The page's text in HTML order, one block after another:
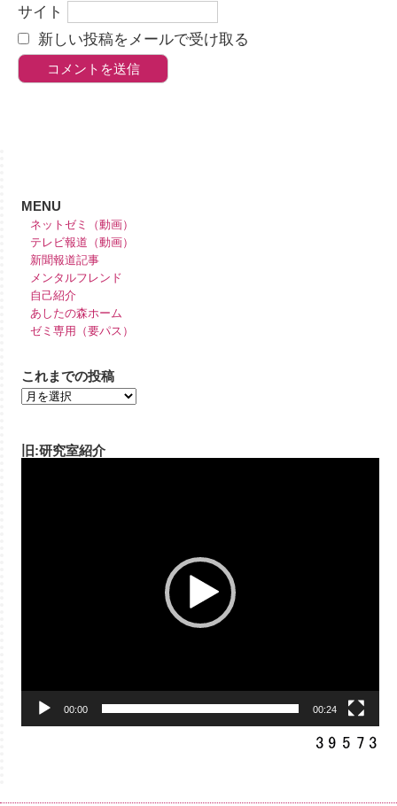
サイト
新しい投稿をメールで受け取る
MENU
ネットゼミ（動画）
テレビ報道（動画）
新聞報道記事
メンタルフレンド
自己紹介
あしたの森ホーム
ゼミ専用（要パス）
これまでの投稿
旧:研究室紹介
00:00 00:24